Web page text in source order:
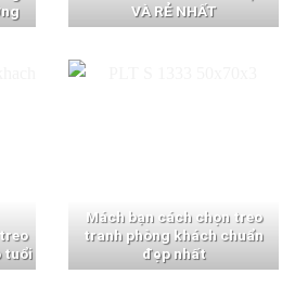
VÀ RẺ NHẤT
tuổi
Mách bạn cách chọn treo
tranh phòng khách chuẩn
đẹp nhất